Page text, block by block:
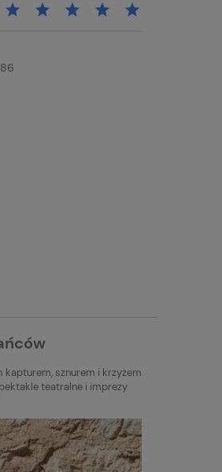
kapturem, sznurem i krzyżem
teatralne i imprezy